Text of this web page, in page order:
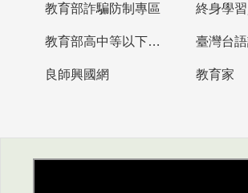
教育部詐騙防制專區 終身學
教育部高中等以下學校及幼兒園教師資格檢定考試
良師興國網
教育家